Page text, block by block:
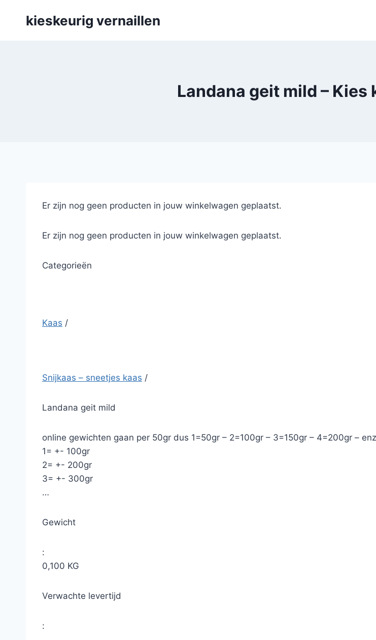
kieskeurig vernaillen
Landana geit mild –
Er zijn nog geen producten in jouw winkelwagen geplaatst.
Er zijn nog geen producten in jouw winkelwagen geplaatst.
Categorieën
Kaas /
Snijkaas – sneetjes kaas /
Landana geit mild
online gewichten gaan per 50gr dus 1=50gr – 2=100gr – 3=150gr – 4=200gr – enz
1= +- 100gr
2= +- 200gr
3= +- 300gr
…
Gewicht
:
0,100 KG
Verwachte levertijd
: